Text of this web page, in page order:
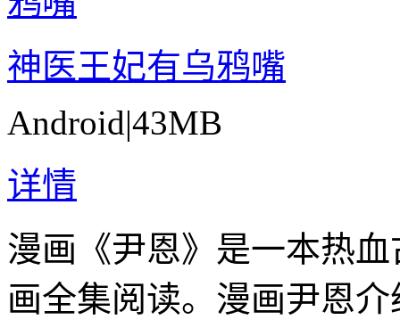
神医王妃有乌鸦嘴
Android|43MB
详情
漫画《尹恩》是一本热
画全集阅读。漫画尹恩